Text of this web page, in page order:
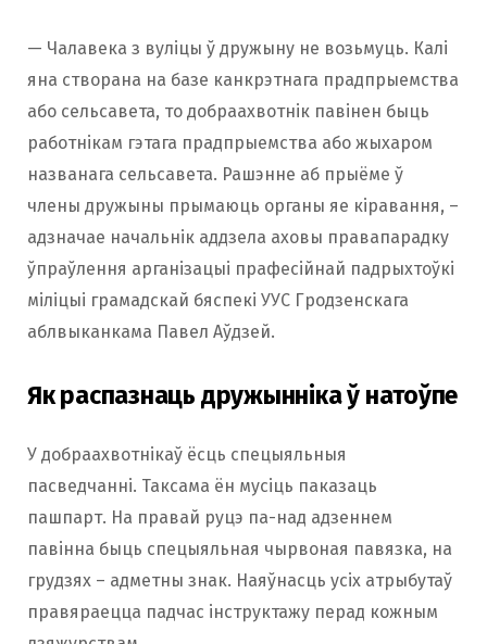
— Чалавека з вуліцы ў дружыну не возьмуць. Калі
яна створана на базе канкрэтнага прадпрыемства
або сельсавета, то добраахвотнік павінен быць
работнікам гэтага прадпрыемства або жыхаром
названага сельсавета. Рашэнне аб прыёме ў
члены дружыны прымаюць органы яе кіравання, –
адзначае начальнік аддзела аховы правапарадку
ўпраўлення арганізацыі прафесійнай падрыхтоўкі
міліцыі грамадскай бяспекі УУС Гродзенскага
аблвыканкама Павел Аўдзей.
Як распазнаць дружынніка ў натоўпе
У добраахвотнікаў ёсць спецыяльныя
пасведчанні. Таксама ён мусіць паказаць
пашпарт. На правай руцэ па-над адзеннем
павінна быць спецыяльная чырвоная павязка, на
грудзях – адметны знак. Наяўнасць усіх атрыбутаў
правяраецца падчас інструктажу перад кожным